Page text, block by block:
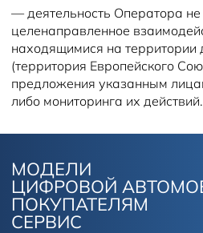
— деятельность Оператора
целенаправленное
находящимися на территории
(территория Европейского
предложения указанным
либо мониторинга их действий.
МОДЕЛИ
ЦИФРОВОЙ
ПОКУПАТЕЛЯМ
СЕРВИС